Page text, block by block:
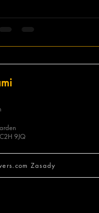
9JQ
Zasady